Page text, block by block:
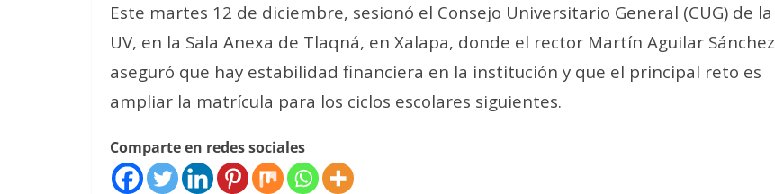
Este martes 12 de diciembre, sesionó el Consejo Universitario General (CUG) de la
UV, en la Sala Anexa de Tlaqná, en Xalapa, donde el rector Martín Aguilar Sánchez
aseguró que hay estabilidad financiera en la institución y que el principal reto es
ampliar la matrícula para los ciclos escolares siguientes.
Comparte en redes sociales